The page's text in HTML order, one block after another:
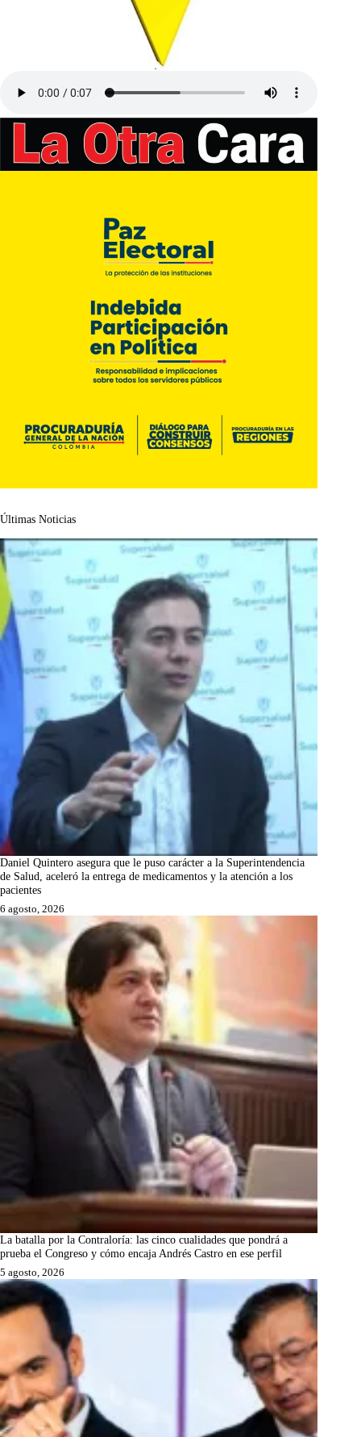
Últimas Noticias
Daniel Quintero asegura que le puso carácter a la Superintendencia
de Salud, aceleró la entrega de medicamentos y la atención a los
pacientes
6 agosto, 2026
La batalla por la Contraloría: las cinco cualidades que pondrá a
prueba el Congreso y cómo encaja Andrés Castro en ese perfil
5 agosto, 2026